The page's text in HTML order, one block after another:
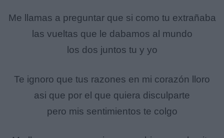
Me llamas a preguntar que si como tu extrañaba
las vueltas que le dabamos al mundo
los dos juntos tu y yo
Te ignoro que tus razones en mi corazón lloro
asi que por el que quiera disculparte
pero mis sentimientos te colgo